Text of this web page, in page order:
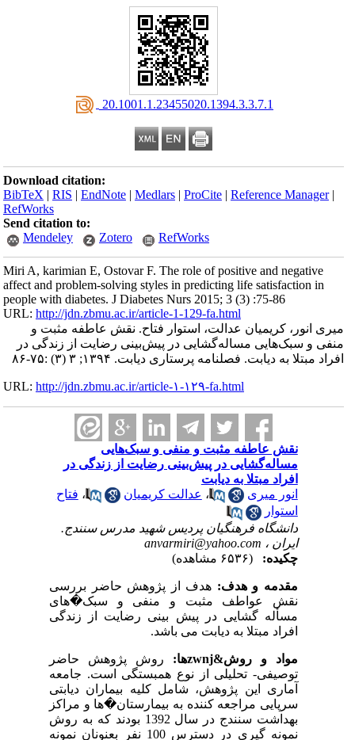
‎ 20.1001.1.23455020.1394.3.3.7.1
Download citation:
BibTeX |RIS |EndNote |Medlars |ProCite |Reference Manager
RefWorks
Send citation to:
Mendeley
Zotero RefWorks
Miri A, karimian E, Ostovar F. The role of positive and negative
affect and problem-solving styles in predicting life satisfaction in
people with diabetes. J Diabetes Nurs 2015; 3 (3) :75-86
URL:http://jdn.zbmu.ac.ir/article-1-129-fa.html
میری انور، کریمیان عدالت، استوار فتاح. نقش عاطفه مثبت و
منفی و سبک‌هایی مساله‌گشایی در پیش‌بینی رضایت از زندگی در
افراد مبتلا به دیابت. فصلنامه پرستاری دیابت. ۱۳۹۴; ۳ (۳) :۷۵-۸۶
URL:http://jdn.zbmu.ac.ir/article-۱-۱۲۹-fa.html
نقش عاطفه مثبت و منفی و سبک‌هایی
مساله‌گشایی در پیش‌بینی رضایت از زندگی در
افراد مبتلا به دیابت
انور میری
،عدالت کریمیان ،فتاح
استوار
دانشگاه فرهنگیان پردیس شهید مدرس سنندج.
ایران ، anvarmiri@yahoo.com
چکیده:
مقدمه و هدف:هدف از پژوهش حاضر بررسی
نقش عواطف مثبت و منفی و سبک�های
مسأله گشایی در پیش بینی رضایت از زندگی
افراد مبتلا به دیابت می باشد.
مواد و روش&zwnjها:
روش پژوهش حاضر
توصیفی- تحلیلی از نوع همبستگی است. جامعه
آماری این پژوهش، شامل کلیه بیماران دیابتی
سرپایی مراجعه کننده به بیمارستان�ها و مراکز
بهداشت سنندج در سال 1392 بودند که به روش
نمونه گیری در دسترس 100 نفر بعنونان نمونه